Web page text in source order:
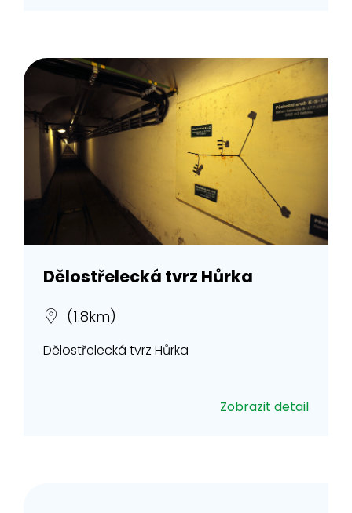
Dělostřelecká tvrz Hůrka
(1.8km)
Dělostřelecká tvrz Hůrka
Zobrazit detail